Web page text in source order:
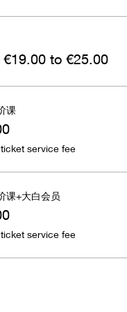
€19.00 to €25.00
课
service fee
课+大白会员
service fee